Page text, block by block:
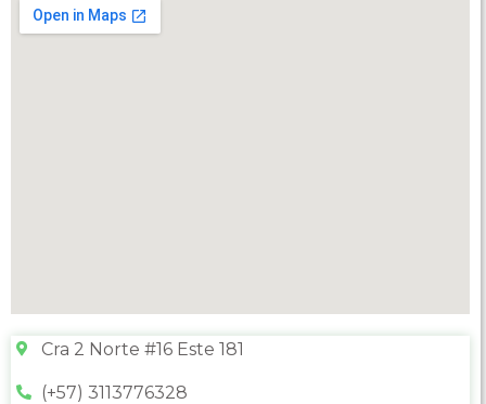
Cra 2 Norte #16 Este 181
(+57) 3113776328